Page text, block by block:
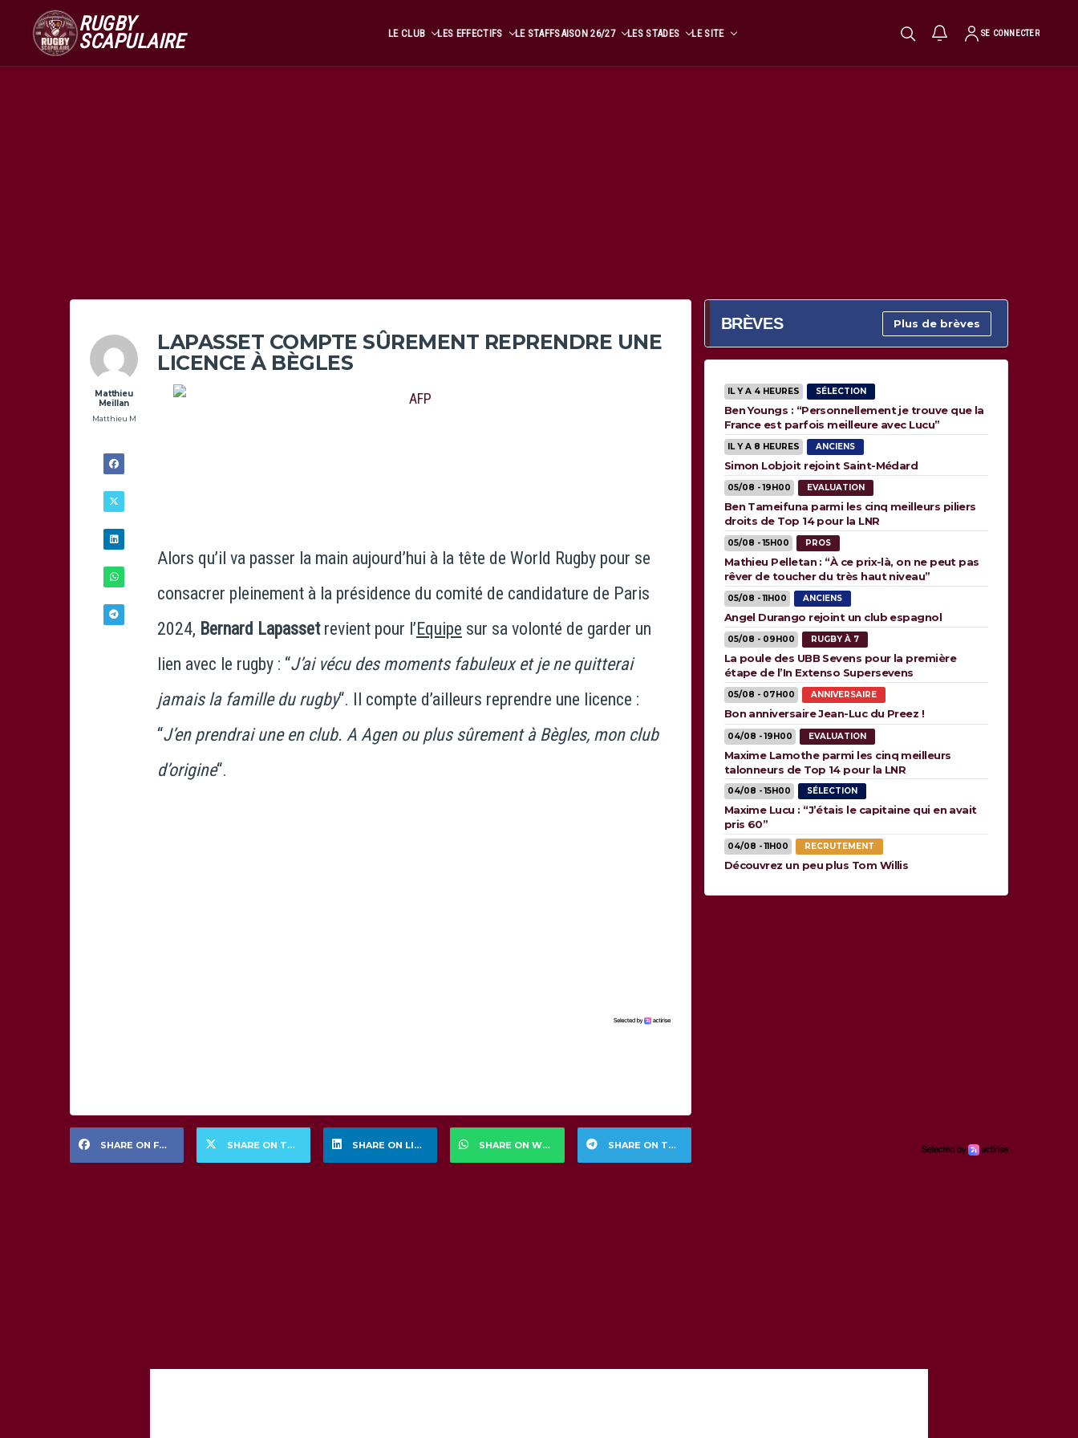
RUGBY
SCAPULAIRE LE CLUB LES EFFECTIFS LE STAFFSAISON 26/27 LES STADES LE SITE SE CONNECTER
Matthieu
Meillan
Matthieu M
LAPASSET COMPTE SÛREMENT REPRENDRE UNE
LICENCE À BÈGLES
Alors qu’il va passer la main aujourd’hui à la tête de World Rugby pour se
consacrer pleinement à la présidence du comité de candidature de Paris
2024, Bernard Lapassetrevient pour l’Equipe sur sa volonté de garder un
lien avec le rugby : “J’ai vécu des moments fabuleux et je ne quitterai
jamais la famille du rugby“. Il compte d’ailleurs reprendre une licence :
“J’en prendrai une en club. A Agen ou plus sûrement à Bègles, mon club
d’origine“.
SHARE ON FACEBOOK SHARE ON TWITTER SHARE ON LINKEDIN SHARE ON WHATSAPP SHARE ON TELEGRAM
BRÈVES Plus de brèves
IL Y A 4 HEURES SÉLECTION
Ben Youngs : “Personnellement je trouve que la
France est parfois meilleure avec Lucu”
IL Y A 8 HEURES ANCIENS
Simon Lobjoit rejoint Saint-Médard
05/08 - 19H00 EVALUATION
Ben Tameifuna parmi les cinq meilleurs piliers
droits de Top 14 pour la LNR
05/08 - 15H00 PROS
Mathieu Pelletan : “À ce prix-là, on ne peut pas
rêver de toucher du très haut niveau”
05/08 - 11H00 ANCIENS
Angel Durango rejoint un club espagnol
05/08 - 09H00 RUGBY À 7
La poule des UBB Sevens pour la première
étape de l’In Extenso Supersevens
05/08 - 07H00 ANNIVERSAIRE
Bon anniversaire Jean-Luc du Preez !
04/08 - 19H00 EVALUATION
Maxime Lamothe parmi les cinq meilleurs
talonneurs de Top 14 pour la LNR
04/08 - 15H00 SÉLECTION
Maxime Lucu : “J’étais le capitaine qui en avait
pris 60”
04/08 - 11H00 RECRUTEMENT
Découvrez un peu plus Tom Willis